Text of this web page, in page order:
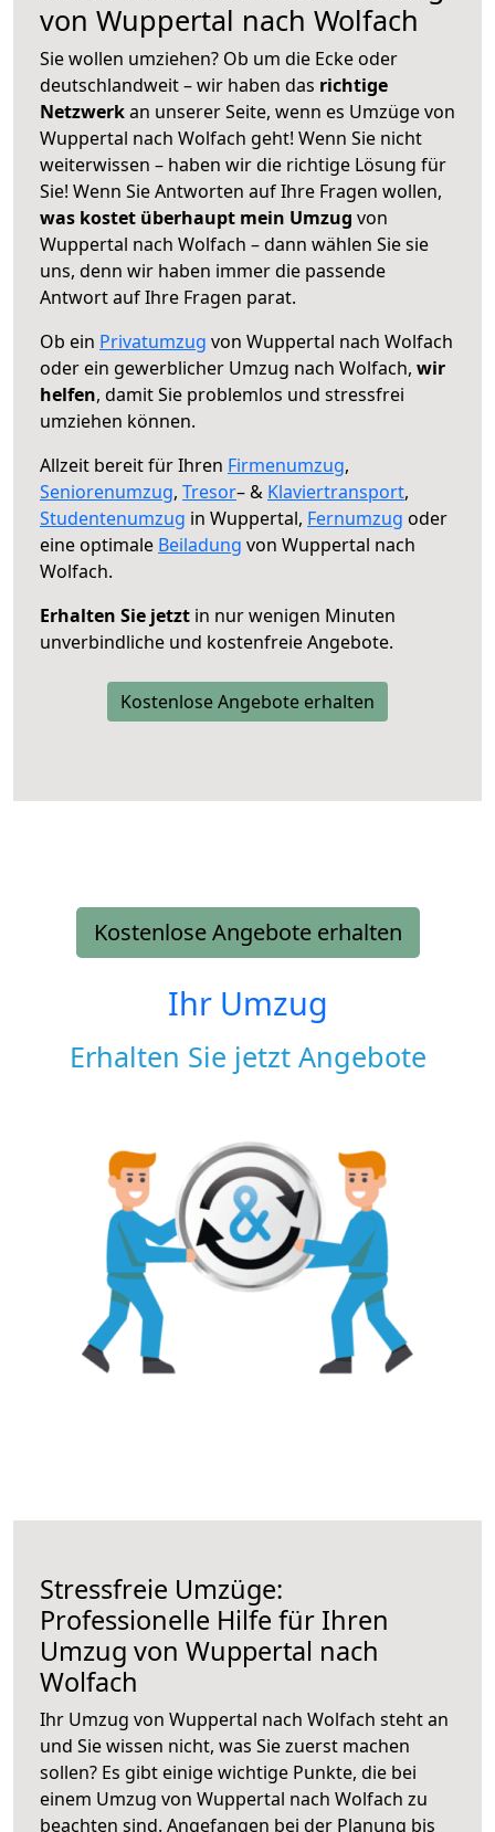
von Wuppertal nach Wolfach
Sie wollen umziehen? Ob um die Ecke oder
deutschlandweit – wir haben das richtige
Netzwerkan unserer Seite, wenn es Umzüge von
Wuppertal nach Wolfach geht! Wenn Sie nicht
weiterwissen – haben wir die richtige Lösung für
Sie! Wenn Sie Antworten auf Ihre Fragen wollen,
was kostet überhaupt mein Umzug von
Wuppertal nach Wolfach – dann wählen Sie sie
uns, denn wir haben immer die passende
Antwort auf Ihre Fragen parat.
Ob ein Privatumzug von Wuppertal nach Wolfach
oder ein gewerblicher Umzug nach Wolfach, wir
helfen, damit Sie problemlos und stressfrei
umziehen können.
Allzeit bereit für Ihren Firmenumzug,
Seniorenumzug, Tresor– & Klaviertransport,
Studentenumzug in Wuppertal, Fernumzug oder
eine optimale Beiladung von Wuppertal nach
Wolfach.
Erhalten Sie jetzt in nur wenigen Minuten
unverbindliche und kostenfreie Angebote.
Kostenlose Angebote erhalten
Kostenlose Angebote erhalten
Ihr Umzug
Erhalten Sie jetzt Angebote
Stressfreie Umzüge:
Professionelle Hilfe für Ihren
Umzug von Wuppertal nach
Wolfach
Ihr Umzug von Wuppertal nach Wolfach steht an
und Sie wissen nicht, was Sie zuerst machen
sollen? Es gibt einige wichtige Punkte, die bei
einem Umzug von Wuppertal nach Wolfach zu
beachten sind. Angefangen bei der Planung bis